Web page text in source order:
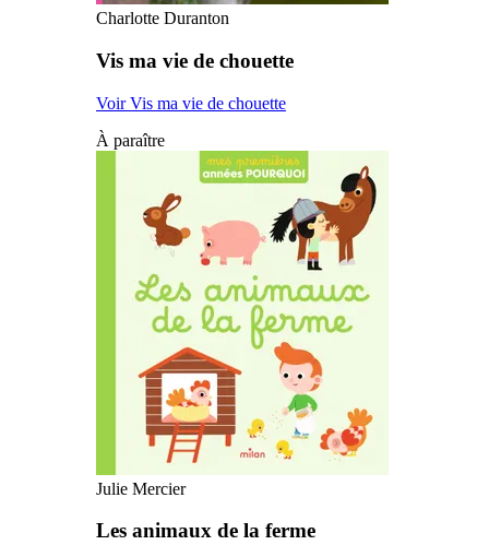
Charlotte Duranton
Vis ma vie de chouette
Voir Vis ma vie de chouette
À paraître
Julie Mercier
Les animaux de la ferme